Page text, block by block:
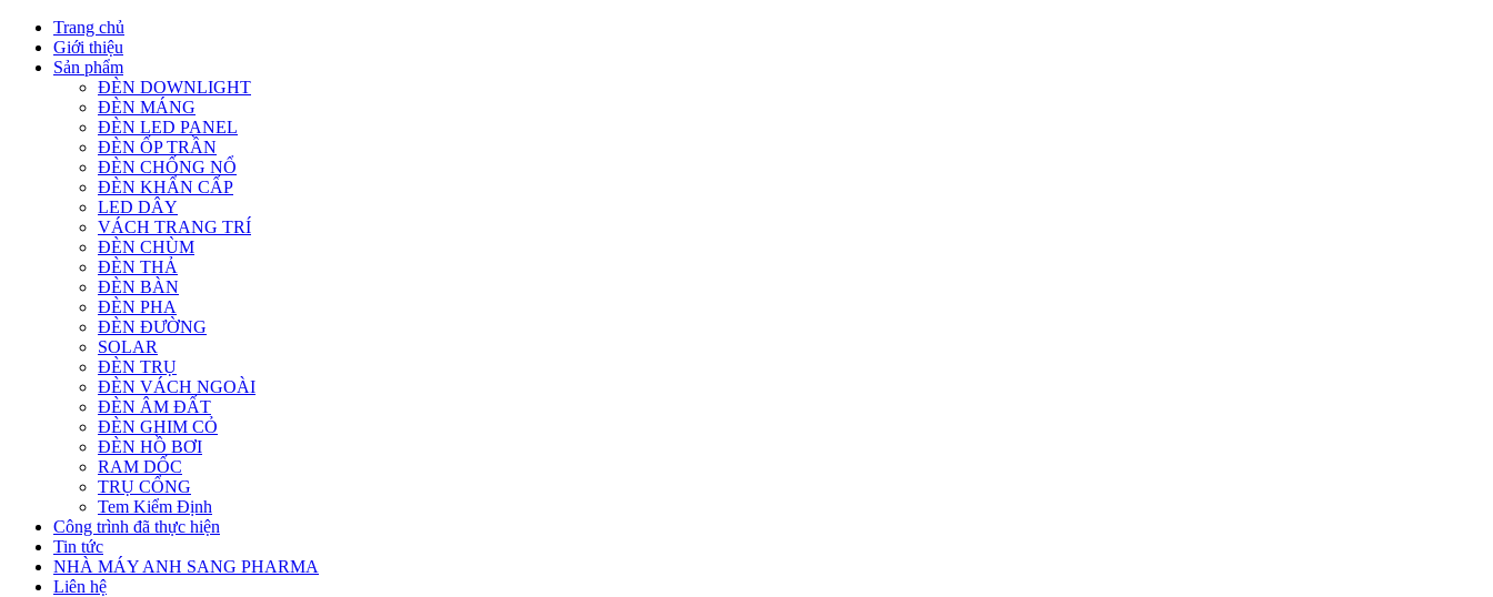
Trang chủ
Giới thiệu
Sản phẩm
ĐÈN DOWNLIGHT
ĐÈN MÁNG
ĐÈN LED PANEL
ĐÈN ỐP TRẦN
ĐÈN CHỐNG NỔ
ĐÈN KHẨN CẤP
LED DÂY
VÁCH TRANG TRÍ
ĐÈN CHÙM
ĐÈN THẢ
ĐÈN BÀN
ĐÈN PHA
ĐÈN ĐƯỜNG
SOLAR
ĐÈN TRỤ
ĐÈN VÁCH NGOÀI
ĐÈN ÂM ĐẤT
ĐÈN GHIM CỎ
ĐÈN HỒ BƠI
RAM DỐC
TRỤ CỔNG
Tem Kiểm Định
Công trình đã thực hiện
Tin tức
NHÀ MÁY ANH SANG PHARMA
Liên hệ